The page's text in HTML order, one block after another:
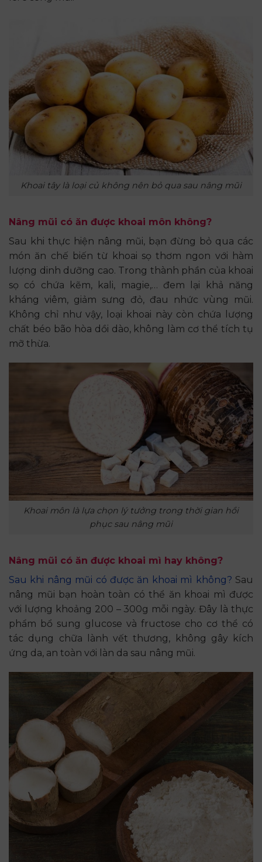
Khoai tây là loại củ không nên bỏ qua sau nâng mũi
Nâng mũi có ăn được khoai môn không?
Sau khi thực hiện nâng mũi, bạn đừng bỏ qua các
món ăn chế biến từ khoai sọ thơm ngon với hàm
lượng dinh dưỡng cao. Trong thành phần của khoai
sọ có chứa kẽm, kali, magie,… đem lại khả năng
kháng viêm, giảm sưng đỏ, đau nhức vùng mũi.
Không chỉ như vậy, loại khoai này còn chứa lượng
chất béo bão hòa dồi dào, không làm cơ thể tích tụ
mỡ thừa.
Khoai môn là lựa chọn lý tưởng trong thời gian hồi
phục sau nâng mũi
Nâng mũi có ăn được khoai mì hay không?
Sau khi nâng mũi có được ăn khoai mì không? Sau
nâng mũi bạn hoàn toàn có thể ăn khoai mì được
với lượng khoảng 200 – 300g mỗi ngày. Đây là thực
phẩm bổ sung glucose và fructose cho cơ thể có
tác dụng chữa lành vết thương, không gây kích
ứng da, an toàn với làn da sau nâng mũi.